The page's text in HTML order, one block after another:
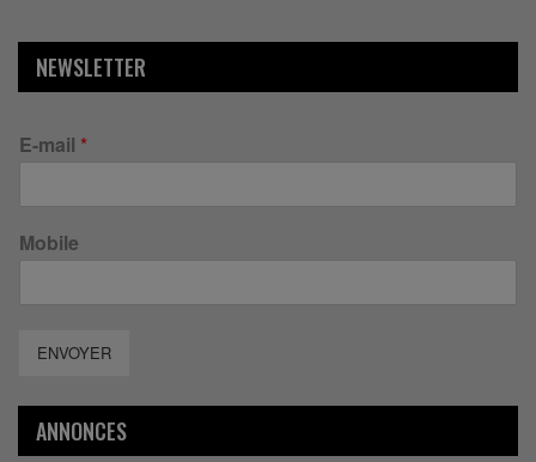
NEWSLETTER
E-mail *
Mobile
ENVOYER
ANNONCES